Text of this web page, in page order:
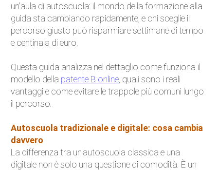
Competizioni
Moto
Attualità
Videogiochi
Eventi
Auto d'Epoca
un'aula di autoscuola: il mondo della formazione alla
guida sta cambiando rapidamente, e chi sceglie il
percorso giusto può risparmiare settimane di tempo
e centinaia di euro.
Questa guida analizza nel dettaglio come funziona il
modello della patente B online , quali sono i reali
vantaggi e come evitare le trappole più comuni lungo
il percorso.
Autoscuola tradizionale e digitale: cosa cambia
davvero
La differenza tra un'autoscuola classica e una
digitale non è solo una questione di comodità. È un